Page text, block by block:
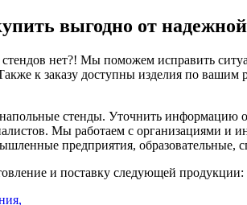
выгодно от
нет?! Мы поможем исправить
к заказу доступны изделия по
стенды. Уточнить информацию
Мы работаем с организациями
предприятия,
и поставку следующей продукции: